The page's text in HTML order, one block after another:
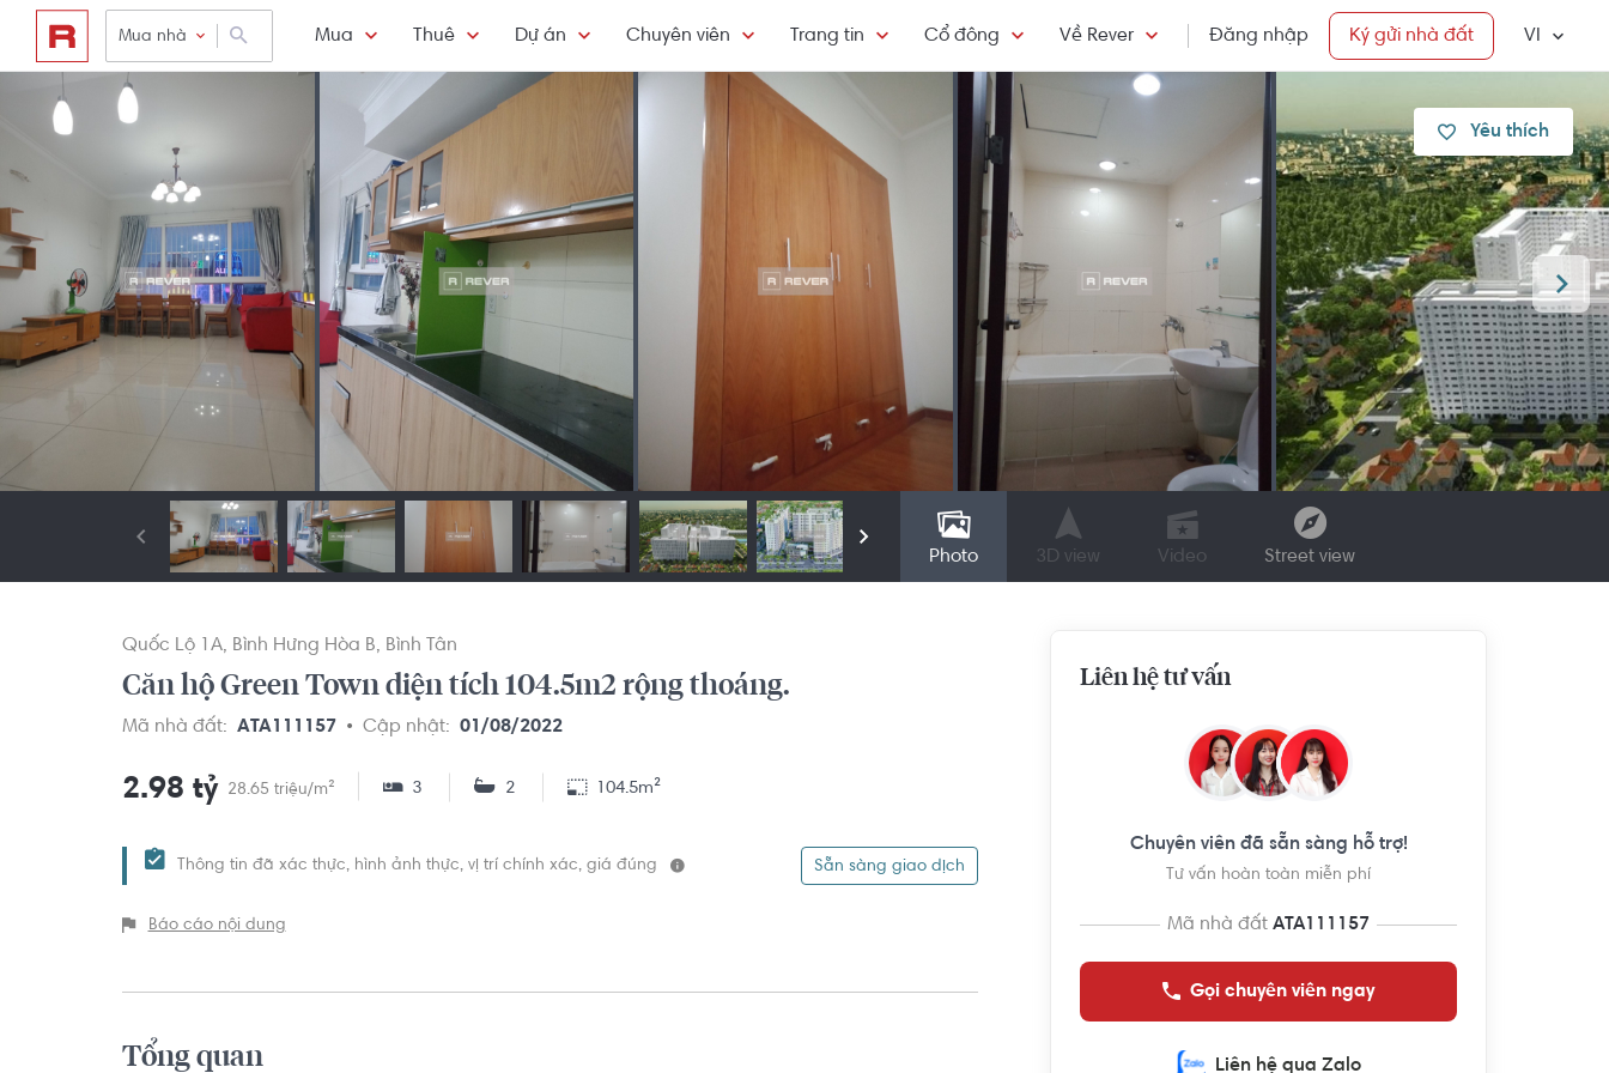
Mua nhà Mua Thuê Dự án Chuyên viên Trang tin Cổ đông Về Rever Đăng nhập Ký gửi nhà đất VI
Yêu thích
Photo 3D view Video Street view
Quốc Lộ 1A Bình Hưng Hòa B Bình Tân
Căn hộ Green Town diện tích 104.5m2 rộng thoáng.
Mã nhà đất: ATA111157 Cập nhật: 01/08/2022
2.98 tỷ 28.65 triệu/m² 3 2 104.5m²
Thông tin đã xác thực, hình ảnh thực, vị trí chính xác, giá đúng Sẵn sàng giao dịch
Báo cáo nội dung
Tổng quan
Liên hệ tư vấn
Chuyên viên đã sẵn sàng hỗ trợ!
Tư vấn hoàn toàn miễn phí
Mã nhà đất ATA111157
Gọi chuyên viên ngay
Liên hệ qua Zalo